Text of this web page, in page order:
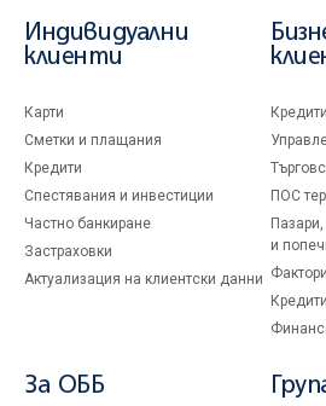
Индивидуални
клиенти
Карти
Сметки и плащания
Кредити
Спестявания и инвестиции
Частно банкиране
Застраховки
Актуализация на клиентски данни
ПОС
и
За ОББ